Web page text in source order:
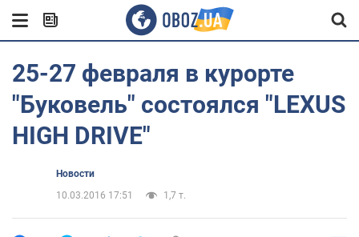
25-27 февраля в курорте
"Буковель" состоялся "LEXUS
HIGH DRIVE"
Новости
10.03.2016 17:51
1,7 т.